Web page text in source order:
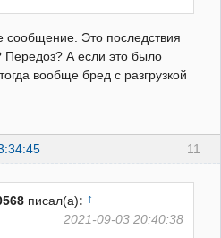
сообщение. Это последствия
Передоз? А если это было
вообще бред с разгрузкой
11
писал(а): ↑
2021-09-03 20:40:38